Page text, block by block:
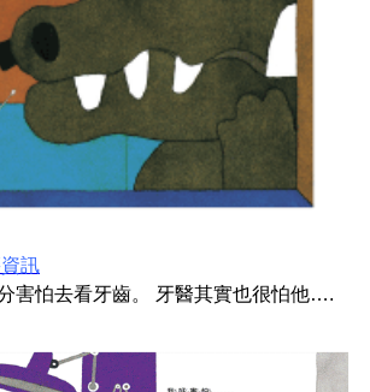
訊
害怕去看牙齒。 牙醫其實也很怕他….